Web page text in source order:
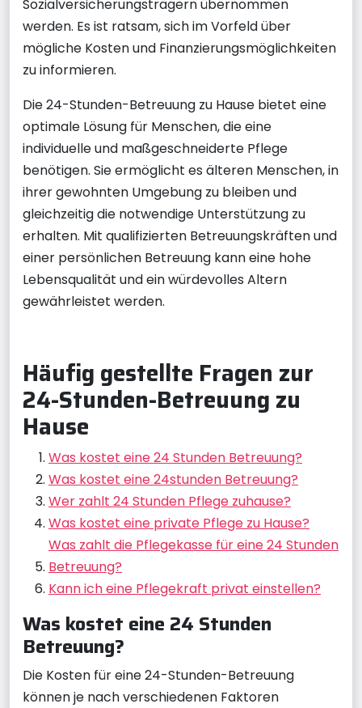
Sozialversicherungsträgern übernommen
werden. Es ist ratsam, sich im Vorfeld über
mögliche Kosten und Finanzierungsmöglichkeiten
zu informieren.
Die 24-Stunden-Betreuung zu Hause bietet eine
optimale Lösung für Menschen, die eine
individuelle und maßgeschneiderte Pflege
benötigen. Sie ermöglicht es älteren Menschen, in
ihrer gewohnten Umgebung zu bleiben und
gleichzeitig die notwendige Unterstützung zu
erhalten. Mit qualifizierten Betreuungskräften und
einer persönlichen Betreuung kann eine hohe
Lebensqualität und ein würdevolles Altern
gewährleistet werden.
Häufig gestellte Fragen zur
24-Stunden-Betreuung zu
Hause
Was kostet eine 24 Stunden Betreuung?
Was kostet eine 24stunden Betreuung?
Wer zahlt 24 Stunden Pflege zuhause?
Was kostet eine private Pflege zu Hause?
Was zahlt die Pflegekasse für eine 24 Stunden
Betreuung?
Kann ich eine Pflegekraft privat einstellen?
Was kostet eine 24 Stunden
Betreuung?
Die Kosten für eine 24-Stunden-Betreuung
können je nach verschiedenen Faktoren